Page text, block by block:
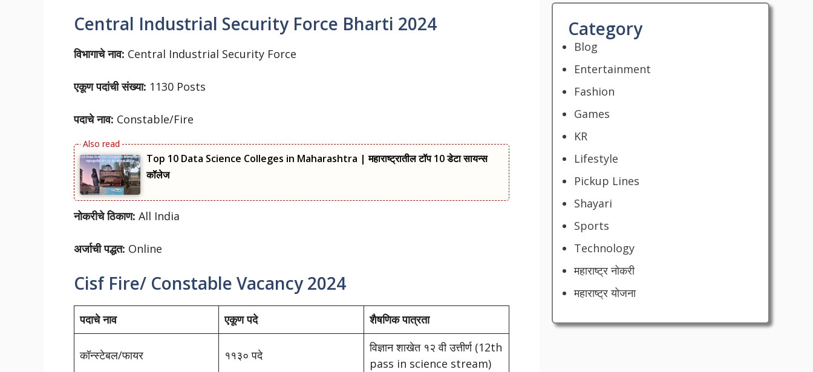
Central Industrial Security Force Bharti 2024
विभागाचे नाव: Central Industrial Security Force
एकूण पदांची संख्या: 1130 Posts
पदाचे नाव: Constable/Fire
Top 10 Data Science Colleges in Maharashtra | महाराष्ट्रातील टॉप 10 डेटा सायन्स
कॉलेज
नोकरीचे ठिकाण: All India
अर्जाची पद्धत: Online
Cisf Fire/ Constable Vacancy 2024
पदाचे नाव एकूण पदे शैषणिक पात्रता
कॉन्स्टेबल/फायर ११३० पदे
विज्ञान शाखेत १२ वी उत्तीर्ण (12th
pass in science stream)
Category
Blog
Entertainment
Fashion
Games
KR
Lifestyle
Pickup Lines
Shayari
Sports
Technology
महाराष्ट्र नोकरी
महाराष्ट्र योजना